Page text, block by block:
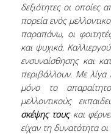
ΕΚΠΑΙΔΕΥΣΗ
ΚΑΙΝΟΤΟΜΕΣ
ΑΠΟ ΤΗΝ
δεξιότητες οι οποίες
πορεία ενός
παραπάνω, οι
και ψυχικά.
ενσυναίσθησης και
περιβάλλουν. Με
μόνο το
μελλοντικούς
σκέψης τους και
είχαν τη δυνατότητα